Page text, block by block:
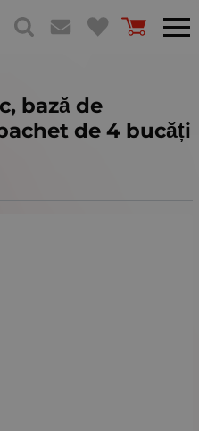
bază de
de 4 bucăți